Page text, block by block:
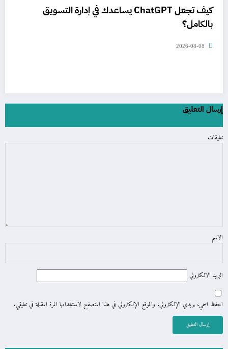
كيف تجعل ChatGPT يساعدك في إدارة التسويق
بالكامل؟
2026-08-08
إرسال التعليق
تعليقات
الاسم
البريد الالكتروني
احفظ اسمي، بريدي الإلكتروني، والموقع الإلكتروني في هذا المتصفح لاستخدامها المرة المقبلة في تعليقي.